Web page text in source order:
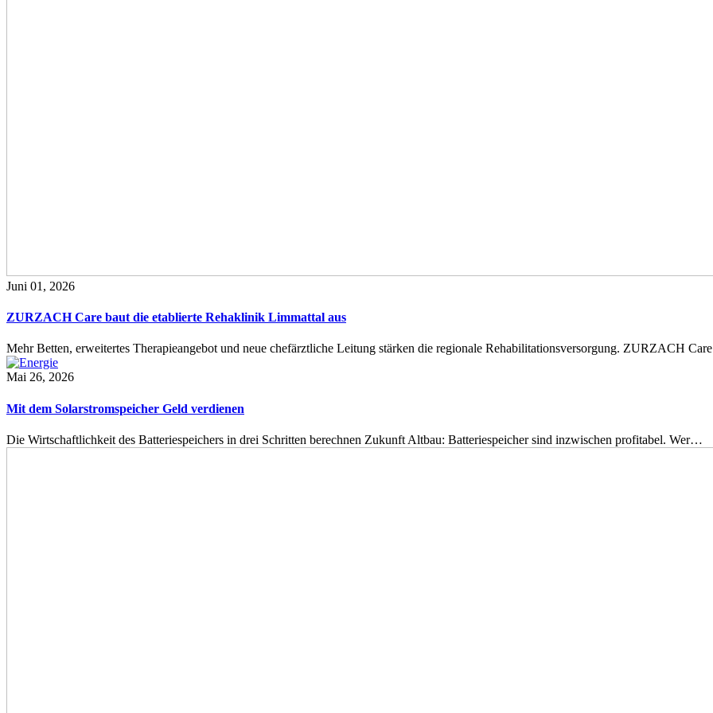
Juni 01, 2026
ZURZACH Care baut die etablierte Rehaklinik Limmattal aus
Mehr Betten, erweitertes Therapieangebot und neue chefärztliche Leitung stärken die regionale Rehabilitationsversorgung. ZURZACH
Mai 26, 2026
Mit dem Solarstromspeicher Geld verdienen
Die Wirtschaftlichkeit des Batteriespeichers in drei Schritten berechnen Zukunft Altbau: Batteriespeicher sind inzwischen profitabel. Wer…